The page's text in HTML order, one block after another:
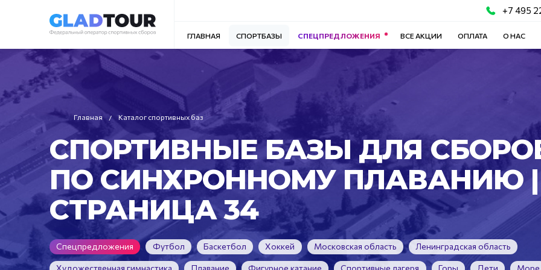
+7 495
ГЛАВНАЯ СПОРТБАЗЫ СПЕЦПРЕДЛОЖЕНИЯ ВСЕ АКЦИИ ОПЛАТА О НАС
Главная Каталог спортивных баз
СПОРТИВНЫЕ БАЗЫ ДЛЯ
ПО СИНХРОННОМУ ПЛАВАНИЮ |
СТРАНИЦА 34
Спецпредложения Футбол Баскетбол Хоккей Московская область Ленинградская область